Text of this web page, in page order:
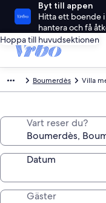
Byt till appen
Hitta ett boende
hantera och få
Hoppa till huvudsektionen
Boumerdès Villa
Vart reser du?
Datum
Gäster